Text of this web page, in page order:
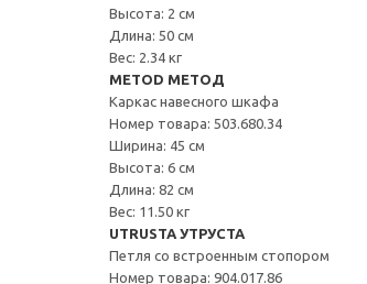
Высота: 2 см
Длина: 50 см
Вес: 2.34 кг
METOD МЕТОД
Каркас навесного шкафа
Номер товара: 503.680.34
Ширина: 45 см
Высота: 6 см
Длина: 82 см
Вес: 11.50 кг
UTRUSTA УТРУСТА
Петля со встроенным стопором
Номер товара: 904.017.86